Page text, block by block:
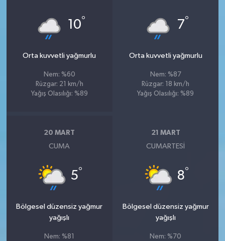
10°
Orta kuvvetli yağmurlu
Nem: %60
Rüzgar: 21 km/h
Yağış Olasılığı: %89
7°
Orta kuvvetli yağmurlu
Nem: %87
Rüzgar: 18 km/h
Yağış Olasılığı: %89
20 MART
CUMA
5°
Bölgesel düzensiz yağmur
yağışlı
Nem: %81
21 MART
CUMARTESI
8°
Bölgesel düzensiz yağmur
yağışlı
Nem: %70